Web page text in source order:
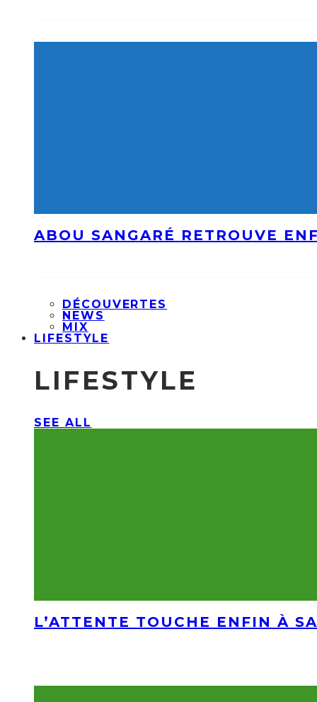
ABOU SANGARÉ RETROUVE
DÉCOUVERTES
NEWS
MIX
LIFESTYLE
LIFESTYLE
SEE ALL
L’ATTENTE TOUCHE ENFIN À